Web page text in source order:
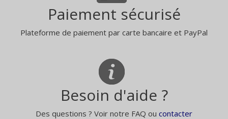
Paiement sécurisé
Plateforme de paiement par carte bancaire et PayPal
Besoin d'aide ?
Des questions ? Voir notre FAQ ou contacter